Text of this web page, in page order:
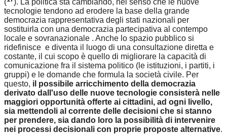
(
). La politica sta cambiando, nel senso che le nuove
tecnologie tendono ad erodere la base della grande
democrazia rappresentativa degli stati nazionali per
sostituirla con una democrazia partecipativa al contempo
locale e sovranazionale . Anche lo spazio pubblico si
ridefinisce e diventa il luogo di una consultazione diretta e
costante, il cui scopo è quello di migliorare la capacità di
comunicazione fra il sistema politico (le istituzioni, i partiti, i
gruppi) e le domande che formula la società civile. Per
questo, il possibile arricchimento della democrazia
derivato dall'uso delle nuove tecnologie consisterà nelle
maggiori opportunità offerte ai cittadini, ad ogni livello,
sia mettendoli al corrente delle decisioni che si stanno
per prendere, sia dando loro la possibilità di intervenire
nei processi decisionali con proprie proposte alternative.